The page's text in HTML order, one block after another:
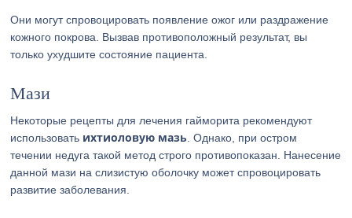
Они могут спровоцировать появление ожог или раздражение
кожного покрова. Вызвав противоположный результат, вы
только ухудшите состояние пациента.
Мази
Некоторые рецепты для лечения гайморита рекомендуют
использовать ихтиоловую мазь . Однако, при остром
течении недуга такой метод строго противопоказан. Нанесение
данной мази на слизистую оболочку может спровоцировать
развитие заболевания.